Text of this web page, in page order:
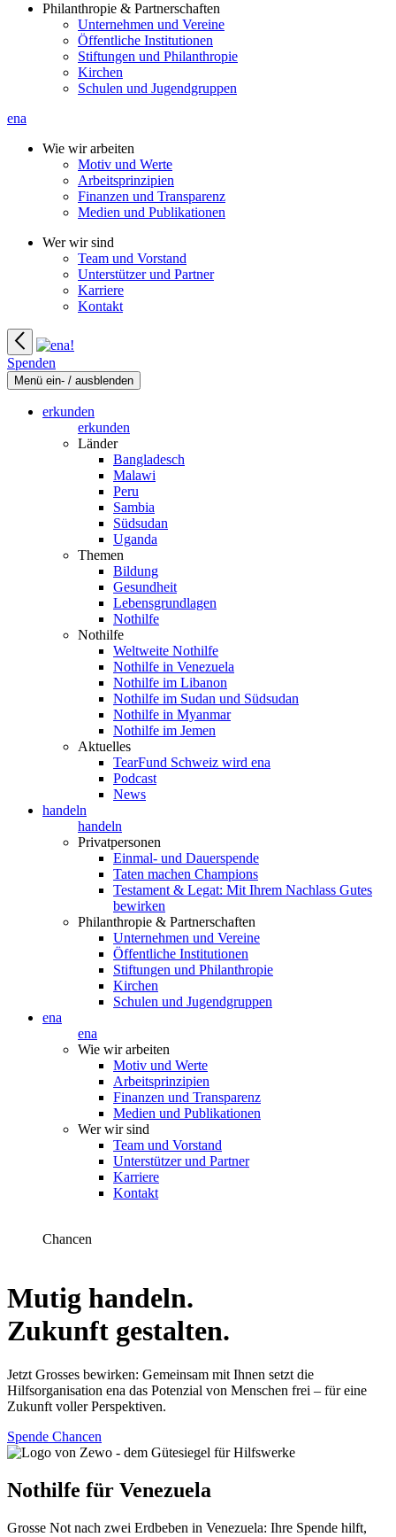
Philanthropie & Partnerschaften
Unternehmen und Vereine
Öffentliche Institutionen
Stiftungen und Philanthropie
Kirchen
Schulen und Jugendgruppen
ena
Wie wir arbeiten
Motiv und Werte
Arbeitsprinzipien
Finanzen und Transparenz
Medien und Publikationen
Wer wir sind
Team und Vorstand
Unterstützer und Partner
Karriere
Kontakt
Spenden
Menü ein- / ausblenden
erkunden
erkunden
Länder
Bangladesch
Malawi
Peru
Sambia
Südsudan
Uganda
Themen
Bildung
Gesundheit
Lebensgrundlagen
Nothilfe
Nothilfe
Weltweite Nothilfe
Nothilfe in Venezuela
Nothilfe im Libanon
Nothilfe im Sudan und Südsudan
Nothilfe in Myanmar
Nothilfe im Jemen
Aktuelles
TearFund Schweiz wird ena
Podcast
News
handeln
handeln
Privatpersonen
Einmal- und Dauerspende
Taten machen Champions
Testament & Legat: Mit Ihrem Nachlass Gutes
bewirken
Philanthropie & Partnerschaften
Unternehmen und Vereine
Öffentliche Institutionen
Stiftungen und Philanthropie
Kirchen
Schulen und Jugendgruppen
ena
ena
Wie wir arbeiten
Motiv und Werte
Arbeitsprinzipien
Finanzen und Transparenz
Medien und Publikationen
Wer wir sind
Team und Vorstand
Unterstützer und Partner
Karriere
Kontakt
Chancen
Mutig handeln.
Zukunft gestalten.
Jetzt Grosses bewirken: Gemeinsam mit Ihnen setzt die
Hilfsorganisation ena das Potenzial von Menschen frei – für eine
Zukunft voller Perspektiven.
Spende Chancen
Nothilfe für Venezuela
Grosse Not nach zwei Erdbeben in Venezuela: Ihre Spende hilft,